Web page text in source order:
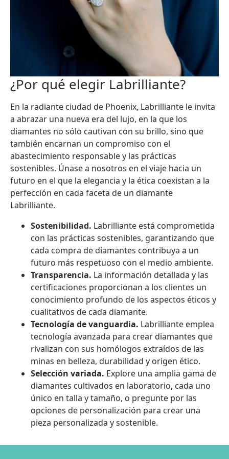
¿Por qué elegir Labrilliante?
En la radiante ciudad de Phoenix, Labrilliante le invita
a abrazar una nueva era del lujo, en la que los
diamantes no sólo cautivan con su brillo, sino que
también encarnan un compromiso con el
abastecimiento responsable y las prácticas
sostenibles. Únase a nosotros en el viaje hacia un
futuro en el que la elegancia y la ética coexistan a la
perfección en cada faceta de un diamante
Labrilliante.
Sostenibilidad. Labrilliante está comprometida
con las prácticas sostenibles, garantizando que
cada compra de diamantes contribuya a un
futuro más respetuoso con el medio ambiente.
Transparencia. La información detallada y las
certificaciones proporcionan a los clientes un
conocimiento profundo de los aspectos éticos y
cualitativos de cada diamante.
Tecnología de vanguardia. Labrilliante emplea
tecnología avanzada para crear diamantes que
rivalizan con sus homólogos extraídos de las
minas en belleza, durabilidad y origen ético.
Selección variada. Explore una amplia gama de
diamantes cultivados en laboratorio, cada uno
único en talla y tamaño, o pregunte por las
opciones de personalización para crear una
pieza personalizada y sostenible.